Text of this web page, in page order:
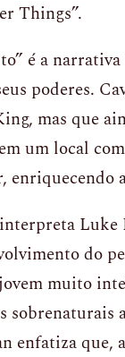
Things”.
é a
poderes.
mas que
um local
enriquecendo
do
muito
sobrenaturais
enfatiza que,